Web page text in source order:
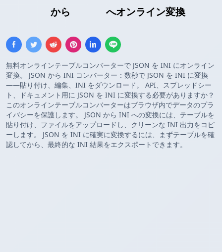
から へオンライン変換
無料オンラインテーブルコンバーターで JSON を INI にオンライン
変換。 JSON から INI コンバーター：数秒で JSON を INI に変換
——貼り付け、編集、INI をダウンロード。 API、スプレッドシー
ト、ドキュメント用に JSON を INI に変換する必要がありますか？
このオンラインテーブルコンバーターはブラウザ内でデータのプラ
イバシーを保護します。 JSON から INI への変換には、テーブルを
貼り付け、ファイルをアップロードし、クリーンな INI 出力をコピ
ーします。 JSON を INI に確実に変換するには、まずテーブルを確
認してから、最終的な INI 結果をエクスポートできます。